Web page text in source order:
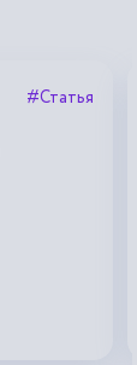
#Статья